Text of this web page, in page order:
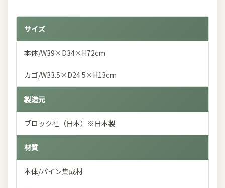
サイズ
本体/W39×D34×H72cm
カゴ/W33.5×D24.5×H13cm
製造元
ブロック社（日本）※日本製
材質
本体/パイン集成材